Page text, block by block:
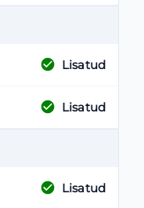
Lisatud
Lisatud
Lisatud